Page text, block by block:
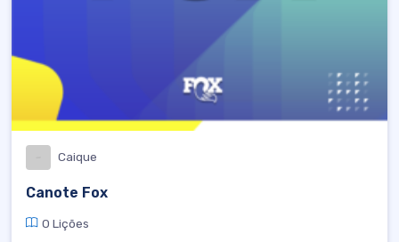
Caique
Canote Fox
0 Lições